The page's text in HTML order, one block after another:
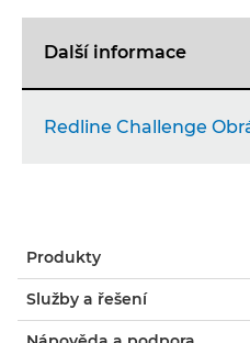
Další informace
Redline Challenge
Produkty
Služby a řešení